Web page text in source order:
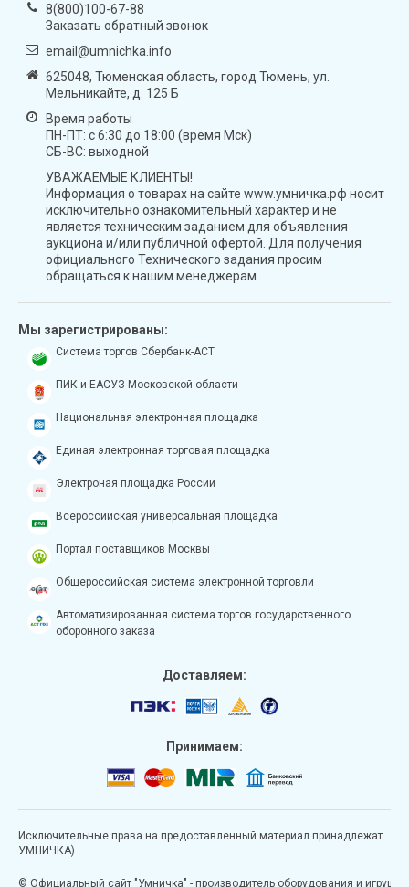
8(800)100-67-88
Заказать обратный звонок
email@umnichka.info
625048, Тюменская область, город Тюмень, ул.
Мельникайте, д. 125 Б
Время работы
ПН-ПТ: с 6:30 до 18:00 (время Мск)
СБ-ВС: выходной
УВАЖАЕМЫЕ КЛИЕНТЫ!
Информация о товарах на сайте www.умничка.рф носит
исключительно ознакомительный характер и не
является техническим заданием для объявления
аукциона и/или публичной офертой. Для получения
официального Технического задания просим
обращаться к нашим менеджерам.
Мы зарегистрированы:
Система торгов Сбербанк-АСТ
ПИК и ЕАСУЗ Московской области
Национальная электронная площадка
Единая электронная торговая площадка
Электроная площадка России
Всероссийская универсальная площадка
Портал поставщиков Москвы
Общероссийская система электронной торговли
Автоматизированная система торгов государственного
оборонного заказа
Доставляем:
Принимаем:
Исключительные права на предоставленный материал принадлежат
УМНИЧКА)
© Официальный сайт "Умничка" - производитель оборудования и